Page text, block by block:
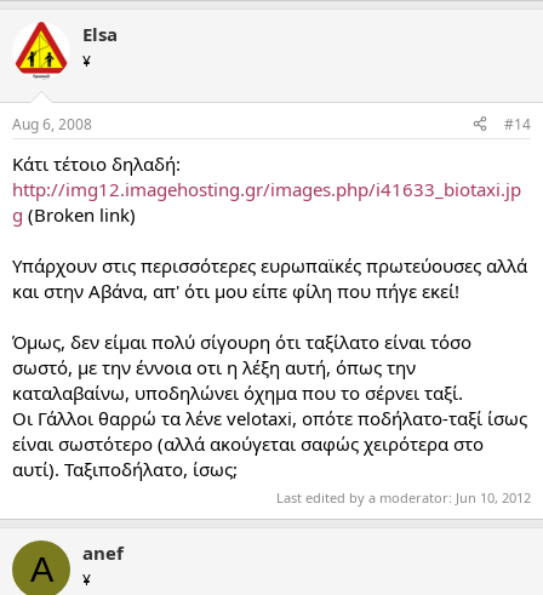
Elsa
¥
Aug 6, 2008 #14
Κάτι τέτοιο δηλαδή:
http://img12.imagehosting.gr/images.php/i41633_biotaxi.jp
g (Broken link)
Υπάρχουν στις περισσότερες ευρωπαϊκές πρωτεύουσες αλλά
και στην Αβάνα, απ' ότι μου είπε φίλη που πήγε εκεί!
Όμως, δεν είμαι πολύ σίγουρη ότι ταξίλατο είναι τόσο
σωστό, με την έννοια οτι η λέξη αυτή, όπως την
καταλαβαίνω, υποδηλώνει όχημα που το σέρνει ταξί.
Οι Γάλλοι θαρρώ τα λένε velotaxi, οπότε ποδήλατο-ταξί ίσως
είναι σωστότερο (αλλά ακούγεται σαφώς χειρότερα στο
αυτί). Ταξιποδήλατο, ίσως;
Last edited by a moderator: Jun 10, 2012
A anef
¥